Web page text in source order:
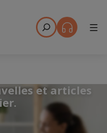
Menu
et articles